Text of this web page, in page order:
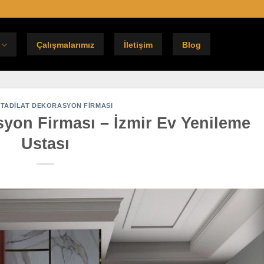
Çalışmalarımız İletişim Blog
DEKORASYON FIRMASI
Firması – İzmir Ev Yenileme
Ustası